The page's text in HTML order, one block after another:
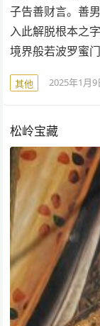
子告善财言。善
入此解脱根本之
境界般若波罗蜜
其他 2025年1月9
松岭宝藏